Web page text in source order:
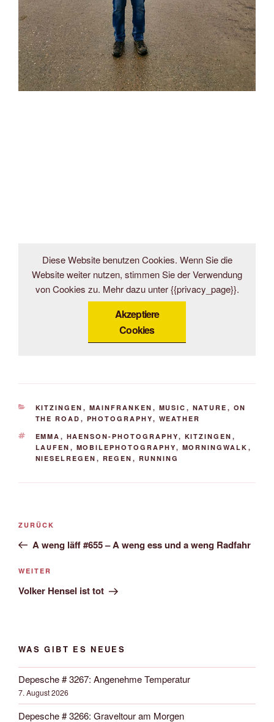
Diese Website benutzen Cookies. Wenn Sie die
Website weiter nutzen, stimmen Sie der Verwendung
von Cookies zu. Mehr dazu unter {{privacy_page}}.
Akzeptiere
Cookies
KATEGORIEN
KITZINGEN , MAINFRANKEN , MUSIC , NATURE , ON
THE ROAD , PHOTOGRAPHY, WEATHER
SCHLAGWÖRTER
EMMA , HAENSON-PHOTOGRAPHY, KITZINGEN ,
LAUFEN , MOBILEPHOTOGRAPHY, MORNINGWALK ,
NIESELREGEN , REGEN , RUNNING
Beitrags-
Vorheriger
Beitrag
ZURÜCK
A weng läff #655 – A weng ess und a weng Radfahr
Nächster
Beitrag
WEITER
Volker Hensel ist tot
WAS GIBT ES NEUES
Depesche # 3267: Angenehme Temperatur
7. August 2026
Depesche # 3266: Graveltour am Morgen